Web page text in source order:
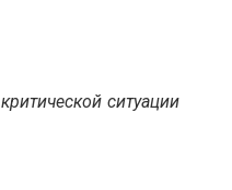
ситуации